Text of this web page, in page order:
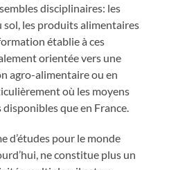
disciplinaires: les
sol, les produits alimentaires
établie à ces
orientée vers une
agro-alimentaire ou en
où les moyens
que en France.
d’études pour le monde
ne constitue plus un